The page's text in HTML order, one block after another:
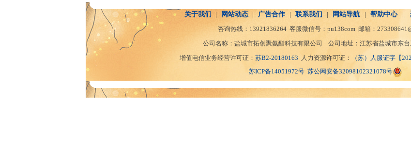
关于我们 | 网站动态 | 广告合作 | 联系我们 | 网站导航 | 帮助中心 |
咨询热线： 13921836264 客服微信号： pu138com 邮箱：
公司名称：盐城市拓创聚氨酯科技有限公司 公司地址：江苏省盐城市东台
增值电信业务经营许可证： 苏B2-20180163 人力资源许可证：
（苏）人服证字【
苏ICP备14051972号 苏公网安备32098102321078号